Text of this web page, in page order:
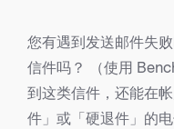
您有遇到发送邮件失
信件吗？ （使用
到这类信件，还能在
件」或「硬退件」的